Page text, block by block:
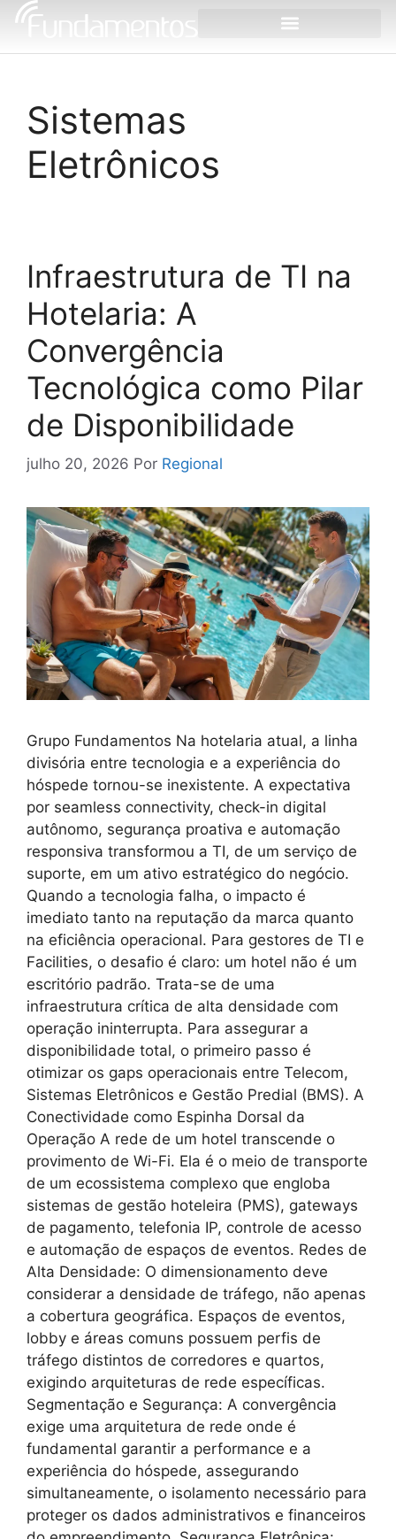
Sistemas
Eletrônicos
Infraestrutura de TI na
Hotelaria: A
Convergência
Tecnológica como Pilar
de Disponibilidade
julho 20, 2026 Por Regional
Grupo Fundamentos Na hotelaria atual, a linha
divisória entre tecnologia e a experiência do
hóspede tornou-se inexistente. A expectativa
por seamless connectivity, check-in digital
autônomo, segurança proativa e automação
responsiva transformou a TI, de um serviço de
suporte, em um ativo estratégico do negócio.
Quando a tecnologia falha, o impacto é
imediato tanto na reputação da marca quanto
na eficiência operacional. Para gestores de TI e
Facilities, o desafio é claro: um hotel não é um
escritório padrão. Trata-se de uma
infraestrutura crítica de alta densidade com
operação ininterrupta. Para assegurar a
disponibilidade total, o primeiro passo é
otimizar os gaps operacionais entre Telecom,
Sistemas Eletrônicos e Gestão Predial (BMS). A
Conectividade como Espinha Dorsal da
Operação A rede de um hotel transcende o
provimento de Wi-Fi. Ela é o meio de transporte
de um ecossistema complexo que engloba
sistemas de gestão hoteleira (PMS), gateways
de pagamento, telefonia IP, controle de acesso
e automação de espaços de eventos. Redes de
Alta Densidade: O dimensionamento deve
considerar a densidade de tráfego, não apenas
a cobertura geográfica. Espaços de eventos,
lobby e áreas comuns possuem perfis de
tráfego distintos de corredores e quartos,
exigindo arquiteturas de rede específicas.
Segmentação e Segurança: A convergência
exige uma arquitetura de rede onde é
fundamental garantir a performance e a
experiência do hóspede, assegurando
simultaneamente, o isolamento necessário para
proteger os dados administrativos e financeiros